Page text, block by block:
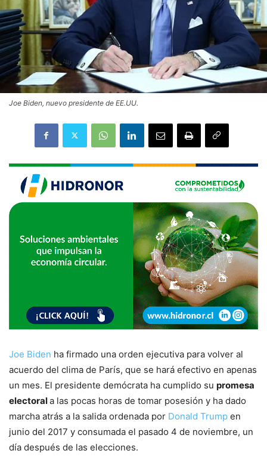
Joe Biden, nuevo presidente de EE.UU.
Joe Biden ha firmado una orden ejecutiva para volver al
acuerdo del clima de París, que se hará efectivo en apenas
un mes. El presidente demócrata ha cumplido su promesa
electorala las pocas horas de tomar posesión y ha dado
marcha atrás a la salida ordenada por Donald Trump en
junio del 2017 y consumada el pasado 4 de noviembre, un
día después de las elecciones.